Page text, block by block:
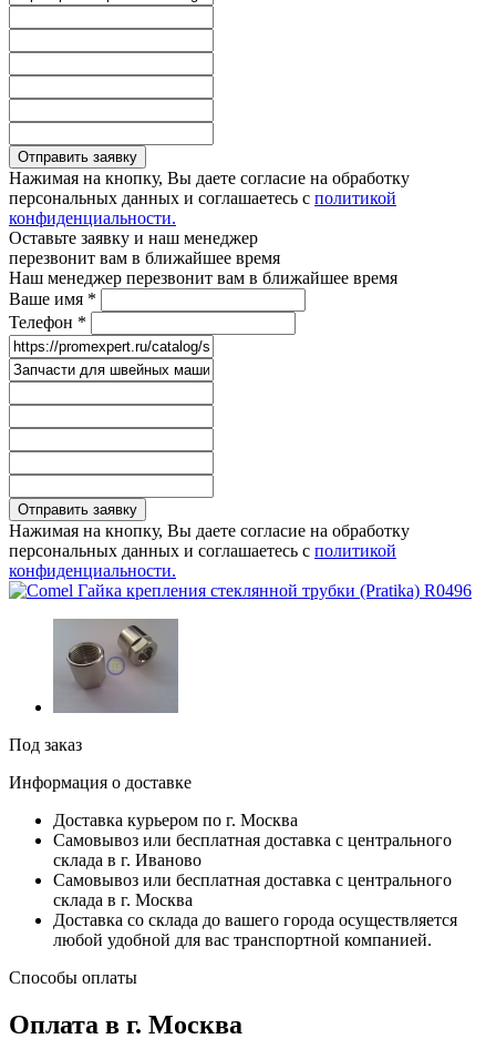
Отправить заявку
Нажимая на кнопку, Вы даете согласие на обработку
персональных данных и соглашаетесь с политикой
конфиденциальности.
Оставьте заявку и наш менеджер
перезвонит вам в ближайшее время
Наш менеджер перезвонит вам в ближайшее время
Ваше имя *
Телефон *
Отправить заявку
Нажимая на кнопку, Вы даете согласие на обработку
персональных данных и соглашаетесь с политикой
конфиденциальности.
Под заказ
Информация о доставке
Доставка курьером по г. Москва
Самовывоз или бесплатная доставка с центрального
склада в г. Иваново
Самовывоз или бесплатная доставка с центрального
склада в г. Москва
Доставка со склада до вашего города осуществляется
любой удобной для вас транспортной компанией.
Способы оплаты
Оплата в г. Москва